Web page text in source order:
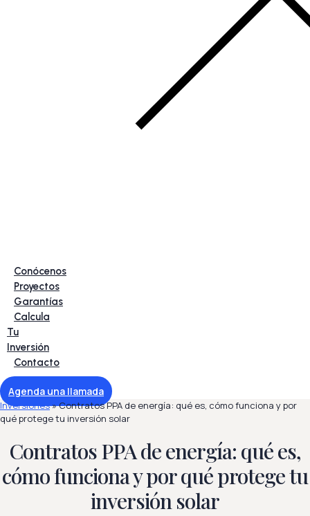
Conócenos
Proyectos
Garantías
Calcula
Tu
Inversión
Contacto
Agenda una llamada
Inversiones»Contratos PPA de energía: qué es, cómo funciona y por
qué protege tu inversión solar
Contratos PPA de energía: qué es,
cómo funciona y por qué protege tu
inversión solar